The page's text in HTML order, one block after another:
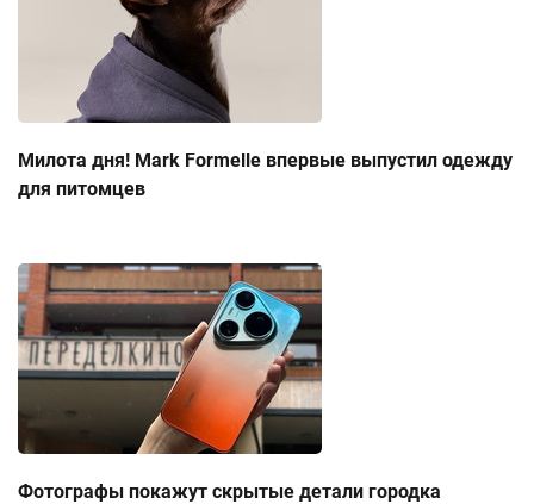
Милота дня! Mark Formelle впервые выпустил одежду
для питомцев
Фотографы покажут скрытые детали городка